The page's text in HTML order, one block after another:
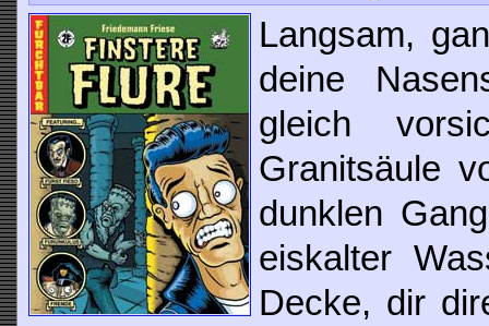
Langsam,
deine
gleich
Granitsäule
dunklen
eiskalter
Decke, dir